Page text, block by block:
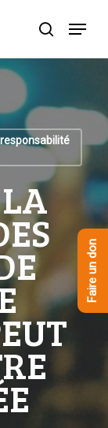
recherche
Menu
Faire un don